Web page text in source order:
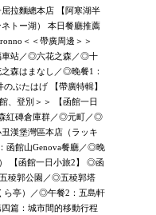
拉麵總本店 【阿寒湖半
トー湖） 本日餐廳推薦
＜＜帶廣周邊＞＞
車站／◎六花之森／◎十
森はまなし／◎晚餐1：
ぶたはげ 【帶廣特輯】
、登別＞＞ 【函館一日
紅磚倉庫群／◎元町／◎
漢堡灣區本店（ラッキ
函館山Genova餐廳／◎晚
【函館一日小旅2】 ◎函
稜郭公園／◎五稜郭塔
ら亭）／◎午餐2：五島軒
篇：城市間的移動行程